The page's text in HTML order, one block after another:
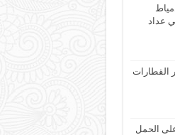
عداد
القطارات
الحمل